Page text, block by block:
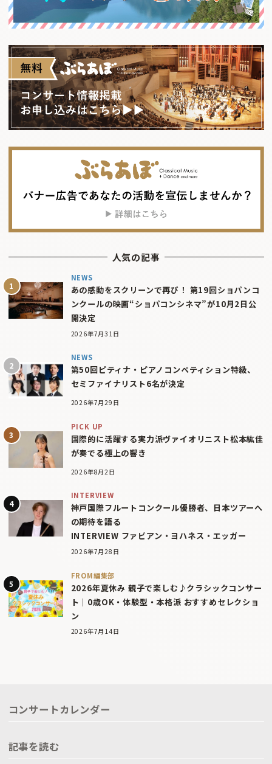
人気の記事
NEWS
あの感動をスクリーンで再び！ 第19回ショパンコ
ンクールの映画“ショパコンシネマ”が10月2日公
開決定
2026年7月31日
NEWS
第50回ピティナ・ピアノコンペティション特級、
セミファイナリスト6名が決定
2026年7月29日
PICK UP
国際的に活躍する実力派ヴァイオリニスト松本紘佳
が奏でる極上の響き
2026年8月2日
INTERVIEW
神戸国際フルートコンクール優勝者、日本ツアーへ
の期待を語る
INTERVIEW ファビアン・ヨハネス・エッガー
2026年7月28日
FROM編集部
2026年夏休み 親子で楽しむ♪クラシックコンサー
ト｜0歳OK・体験型・本格派 おすすめセレクショ
ン
2026年7月14日
コンサートカレンダー
記事を読む